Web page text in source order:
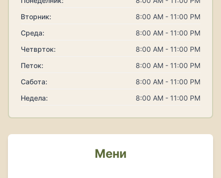
Вторник:
8:00 AM - 11:00 PM
Среда:
8:00 AM - 11:00 PM
Четврток:
8:00 AM - 11:00 PM
Петок:
8:00 AM - 11:00 PM
Сабота:
8:00 AM - 11:00 PM
Недела:
8:00 AM - 11:00 PM
Мени